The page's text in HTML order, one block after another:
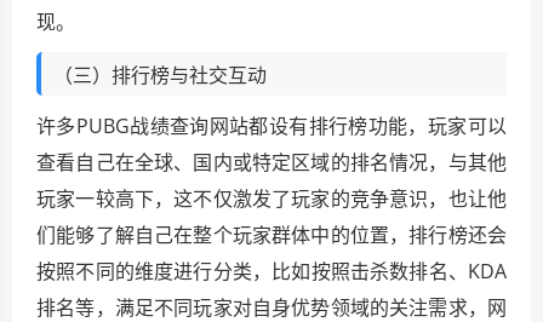
现。
（三）排行榜与社交互动
许多PUBG战绩查询网站都设有排行榜功能，玩家可以
查看自己在全球、国内或特定区域的排名情况，与其他
玩家一较高下，这不仅激发了玩家的竞争意识，也让他
们能够了解自己在整个玩家群体中的位置，排行榜还会
按照不同的维度进行分类，比如按照击杀数排名、KDA
排名等，满足不同玩家对自身优势领域的关注需求，网